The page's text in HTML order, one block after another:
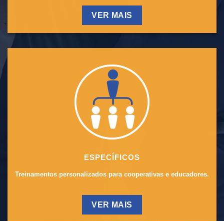
VER MAIS
ESPECÍFICOS
Treinamentos personalizados para cooperativas e educadores.
VER MAIS